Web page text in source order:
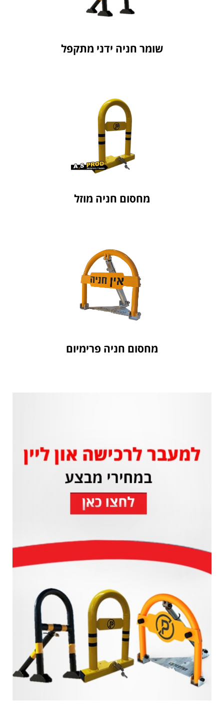
שומר חניה ידני מתקפל
חברת ASPROD
מחסום חניה מוזל
חברת ASPROD
לחץ כאן
מחסום חניה פרימיום
חברת ASPROD
לחץ כאן